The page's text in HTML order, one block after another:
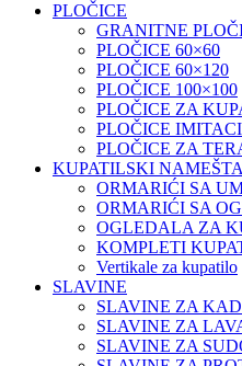
PLOČICE
GRANITNE
PLOČICE 60×60
PLOČICE 60×120
PLOČICE 100×100
PLOČICE ZA
PLOČICE
PLOČICE ZA
KUPATILSKI
ORMARIĆI SA
ORMARIĆI SA
OGLEDALA ZA
KOMPLETI
Vertikale za kupatilo
SLAVINE
SLAVINE ZA
SLAVINE ZA
SLAVINE ZA